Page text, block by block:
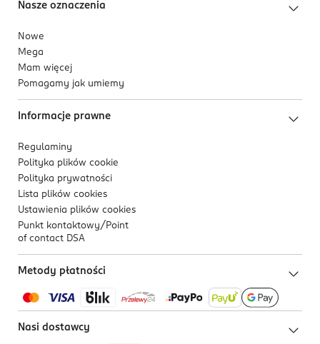
Nasze oznaczenia
Nowe
Mega
Mam więcej
Pomagamy jak umiemy
Informacje prawne
Regulaminy
Polityka plików cookie
Polityka prywatności
Lista plików cookies
Ustawienia plików cookies
Punkt kontaktowy/ Point
of contact DSA
Metody płatności
Nasi dostawcy